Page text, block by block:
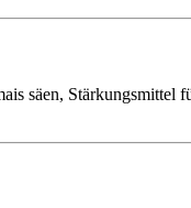
säen, Stärkungsmittel